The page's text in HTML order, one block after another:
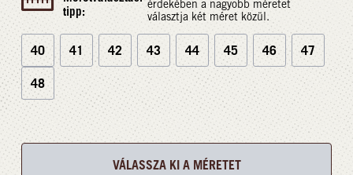
tipp:
érdekében a nagyobb méretet
választja két méret közül.
40 41 42 43 44 45 46 47
48
VÁLASSZA KI A MÉRETET